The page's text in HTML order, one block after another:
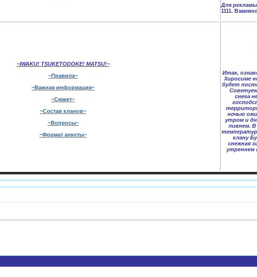
Для
1111.
~IWAKU! TSUKETODOKE! MATSU!~
~Правила~
~Важная информация~
~Сюжет~
~Состав кланов~
~Вопросы~
~Формат анкеты~
Итак,
Хиросиме
будет
снега
ночью
утром и
ливнем.
клану
снежная
утреннем